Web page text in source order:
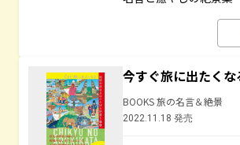
今すぐ旅に出たく
BOOKS 旅の名言＆絶景
2022.11.18 発売